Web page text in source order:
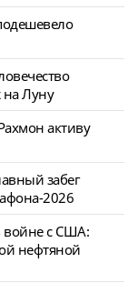
на Луну
активу
забег
2026
войне с США:
нефтяной